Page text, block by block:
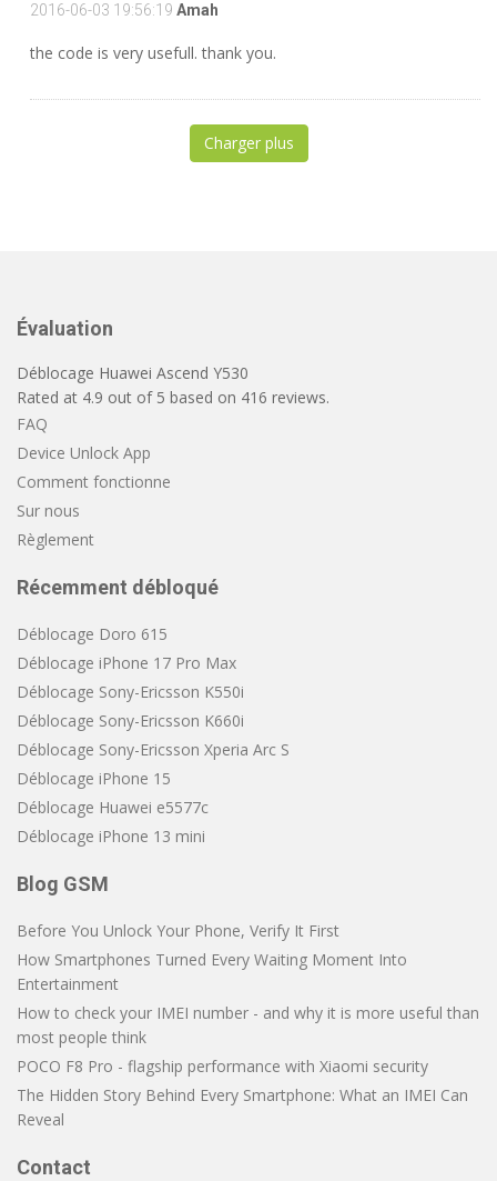
2016-06-03 19:56:19 Amah
the code is very usefull. thank you.
Charger plus
Évaluation
Déblocage Huawei Ascend Y530
Rated at 4.9 out of 5 based on 416 reviews.
FAQ
Device Unlock App
Comment fonctionne
Sur nous
Règlement
Récemment débloqué
Déblocage Doro 615
Déblocage iPhone 17 Pro Max
Déblocage Sony-Ericsson K550i
Déblocage Sony-Ericsson K660i
Déblocage Sony-Ericsson Xperia Arc S
Déblocage iPhone 15
Déblocage Huawei e5577c
Déblocage iPhone 13 mini
Blog GSM
Before You Unlock Your Phone, Verify It First
How Smartphones Turned Every Waiting Moment Into
Entertainment
How to check your IMEI number - and why it is more useful than
most people think
POCO F8 Pro - flagship performance with Xiaomi security
The Hidden Story Behind Every Smartphone: What an IMEI Can
Reveal
Contact